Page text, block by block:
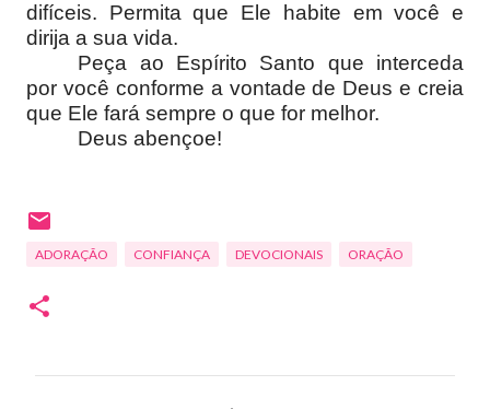
difíceis. Permita que Ele habite em você e
dirija a sua vida.
Peça ao Espírito Santo que interceda
por você conforme a vontade de Deus e creia
que Ele fará sempre o que for melhor.
Deus abençoe!
ADORAÇÃO CONFIANÇA DEVOCIONAIS ORAÇÃO